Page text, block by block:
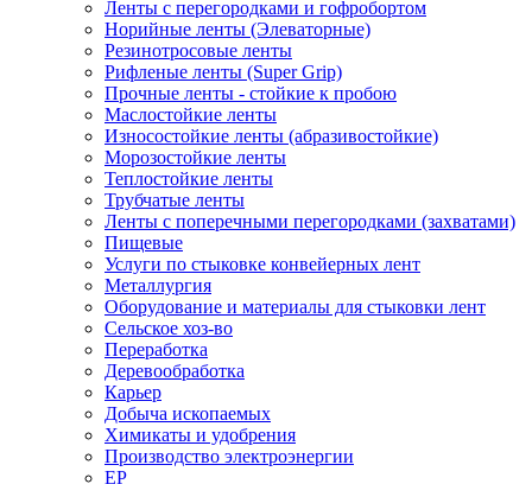
Ленты с перегородками и гофробортом
Норийные ленты (Элеваторные)
Резинотросовые ленты
Рифленые ленты (Super Grip)
Прочные ленты - стойкие к пробою
Маслостойкие ленты
Износостойкие ленты (абразивостойкие)
Морозостойкие ленты
Теплостойкие ленты
Трубчатые ленты
Ленты с поперечными перегородками (захватами)
Пищевые
Услуги по стыковке конвейерных лент
Металлургия
Оборудование и материалы для стыковки лент
Сельское хоз-во
Переработка
Деревообработка
Карьер
Добыча ископаемых
Химикаты и удобрения
Производство электроэнергии
EP